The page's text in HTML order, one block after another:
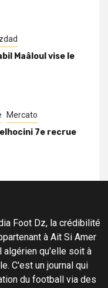
Maâloul vise le
Mercato
7e recrue
Foot Dz, la crédibilité
à Ait Si Amer
algérien qu'elle soit à
C'est un journal qui
du football via des